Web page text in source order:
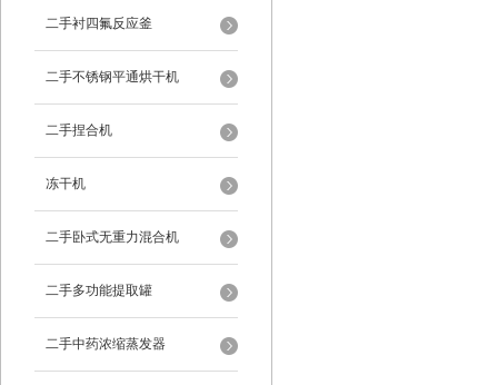
二手衬四氟反应釜
二手不锈钢平通烘干机
二手捏合机
冻干机
二手卧式无重力混合机
二手多功能提取罐
二手中药浓缩蒸发器